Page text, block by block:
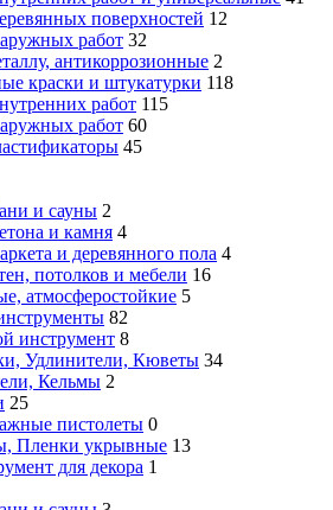
поверхностей 12
работ 32
антикоррозионные 2
краски и штукатурки 118
работ 115
работ 60
45
и сауны 2
и камня 4
и деревянного пола 4
потолков и мебели 16
атмосферостойкие 5
82
инструмент 8
Удлинители, Кюветы 34
Кельмы 2
25
пистолеты 0
Пленки укрывные 13
для декора 1